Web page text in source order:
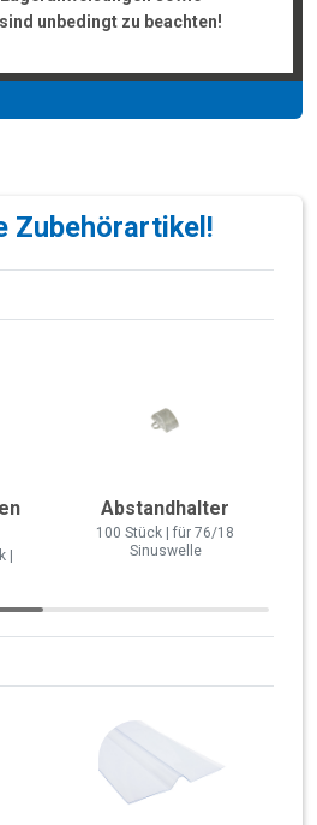
unbedingt zu beachten!
Zubehörartikel!
|
Abstandhalter
100 Stück | für 76/18
Sinuswelle